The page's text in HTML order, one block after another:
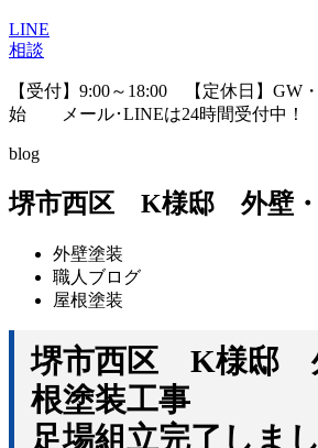
LINE
相談
【受付】9:00～18:00 【定休日】GW
始 メール･LINEは24時間受付中！
blog
堺市西区 K様邸 外壁・
外壁塗装
職人ブログ
屋根塗装
堺市西区 K様邸
根塗装工事
足場組立完了しま